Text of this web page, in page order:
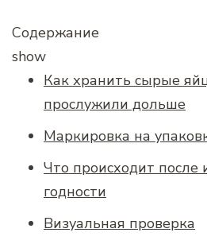
Содержание
show
Как хранить сырые
прослужили дольше
Маркировка на
Что происходит после
годности
Визуальная проверка